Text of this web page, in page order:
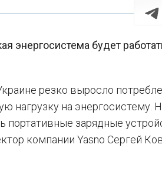
энергосистема будет
резко выросло
нагрузку на энергосистему.
портативные зарядные
компании Yasno Сергей